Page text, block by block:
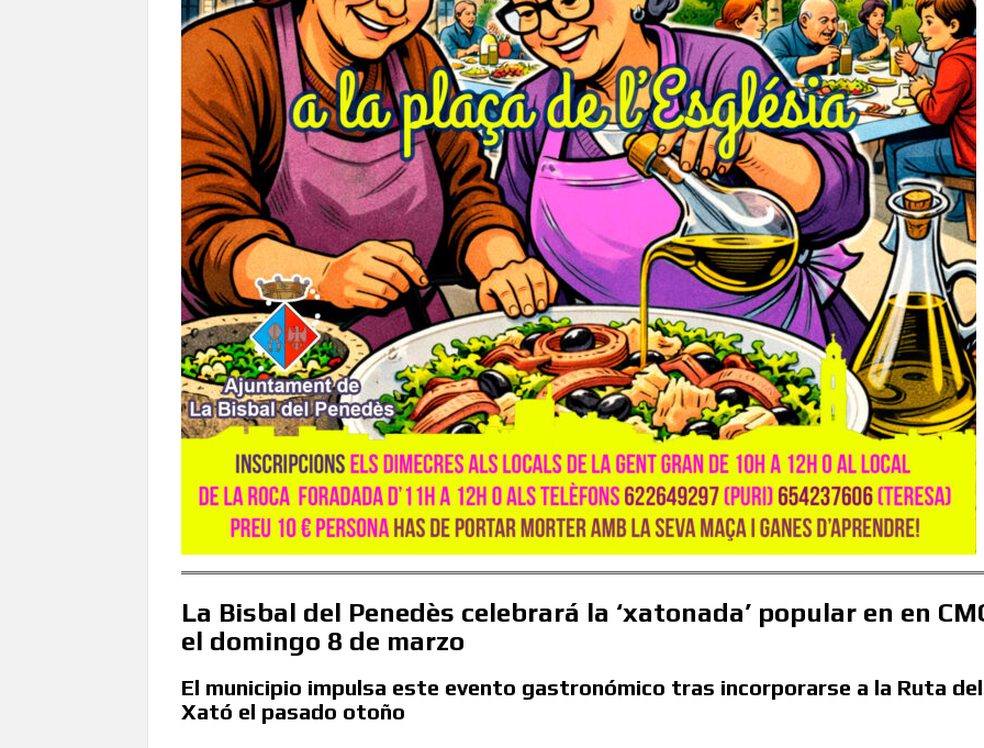
La Bisbal del Penedès celebrará la ‘xatonada’ popular en en
el domingo 8 de marzo
El municipio impulsa este evento gastronómico tras incorporarse a la Ruta del
Xató el pasado otoño